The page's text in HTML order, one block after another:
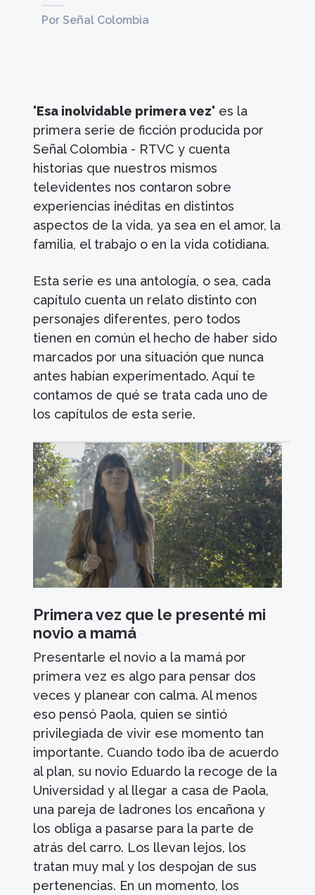
Por Señal Colombia
'Esa inolvidable primera vez' es la
primera serie de ficción producida por
Señal Colombia - RTVC y cuenta
historias que nuestros mismos
televidentes nos contaron sobre
experiencias inéditas en distintos
aspectos de la vida, ya sea en el amor, la
familia, el trabajo o en la vida cotidiana.
Esta serie es una antología, o sea, cada
capítulo cuenta un relato distinto con
personajes diferentes, pero todos
tienen en común el hecho de haber sido
marcados por una situación que nunca
antes habían experimentado. Aquí te
contamos de qué se trata cada uno de
los capítulos de esta serie.
Primera vez que le presenté mi
novio a mamá
Presentarle el novio a la mamá por
primera vez es algo para pensar dos
veces y planear con calma. Al menos
eso pensó Paola, quien se sintió
privilegiada de vivir ese momento tan
importante. Cuando todo iba de acuerdo
al plan, su novio Eduardo la recoge de la
Universidad y al llegar a casa de Paola,
una pareja de ladrones los encañona y
los obliga a pasarse para la parte de
atrás del carro. Los llevan lejos, los
tratan muy mal y los despojan de sus
pertenencias. En un momento, los